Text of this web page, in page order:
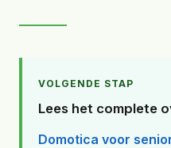
VOLGENDE STAP
Lees het complete
Domotica voor